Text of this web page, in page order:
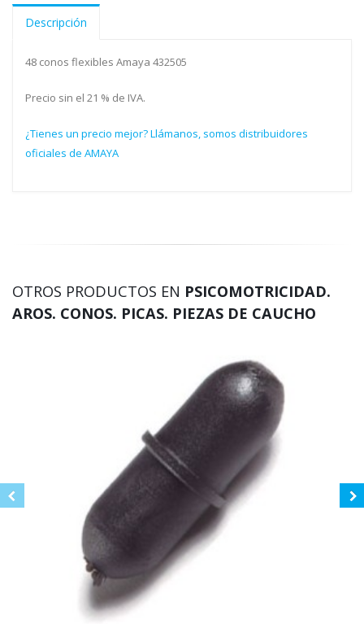
Descripción
48 conos flexibles Amaya 432505
Precio sin el 21 % de IVA.
¿Tienes un precio mejor? Llámanos, somos distribuidores
oficiales de AMAYA
OTROS PRODUCTOS EN PSICOMOTRICIDAD.
AROS. CONOS. PICAS. PIEZAS DE CAUCHO